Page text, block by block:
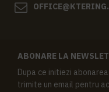
ABONARE LA
Dupa ce initiezi
trimite un email pentru